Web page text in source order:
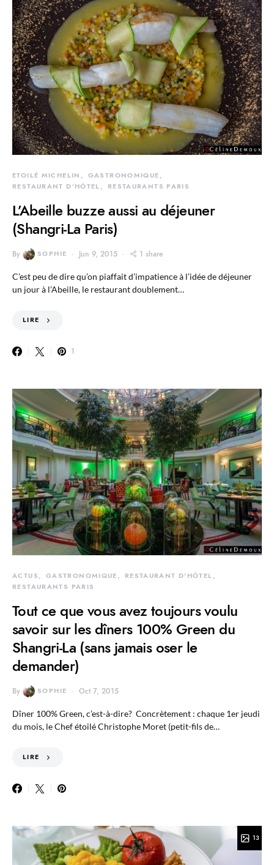
ETOILÉ MICHELIN
GASTRONOMIQUE
RESTAURANT D'HÔTEL
RESTAURANTS PARIS
L’Abeille buzze aussi au déjeuner
(Shangri-La Paris)
By SOPHIE Jun 9, 2015 1 share
C’est peu de dire qu’on piaffait d’impatience à l’idée de déjeuner
un jour à l’Abeille, le restaurant doublement…
LIRE
1
ACTUS GASTRONOMIQUE
RESTAURANT D'HÔTEL
RESTAURANTS PARIS
Tout ce que vous avez toujours voulu
savoir sur les dîners 100% Green du
Shangri-La (sans jamais oser le
demander)
By SOPHIE Oct 7, 2015
Dîner 100% Green, c’est-à-dire? Concrètement : chaque 1er jeudi
du mois, le Chef étoilé Christophe Moret (petit-fils de…
LIRE
13